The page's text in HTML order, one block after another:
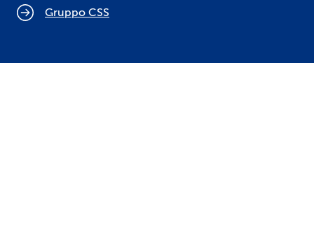
Gruppo CSS